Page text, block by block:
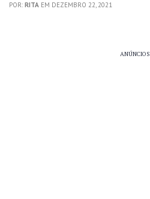
POR: RITA EM DEZEMBRO 22, 2021
ANÚNCIOS